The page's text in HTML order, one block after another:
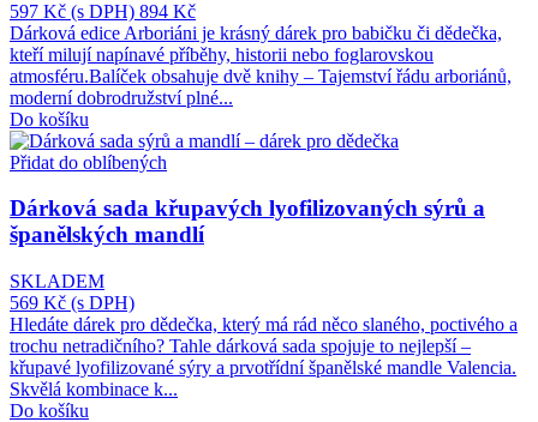
597 Kč (s DPH) 894 Kč
Dárková edice Arboriáni je krásný dárek pro babičku či dědečka,
kteří milují napínavé příběhy, historii nebo foglarovskou
atmosféru.Balíček obsahuje dvě knihy – Tajemství řádu arboriánů,
moderní dobrodružství plné...
Do košíku
Přidat do oblíbených
Dárková sada křupavých lyofilizovaných sýrů a
španělských mandlí
SKLADEM
569 Kč (s DPH)
Hledáte dárek pro dědečka, který má rád něco slaného, poctivého a
trochu netradičního? Tahle dárková sada spojuje to nejlepší –
křupavé lyofilizované sýry a prvotřídní španělské mandle Valencia.
Skvělá kombinace k...
Do košíku